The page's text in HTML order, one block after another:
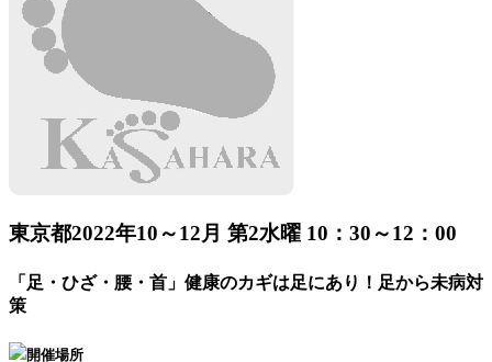
東京都2022年10～12月 第2水曜 10：30～12：00
「足・ひざ・腰・首」健康のカギは足にあり！足から未病対
策
開催場所